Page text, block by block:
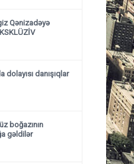
Qənizadəyə
dolayısı danışıqlar
boğazının
gəldilər